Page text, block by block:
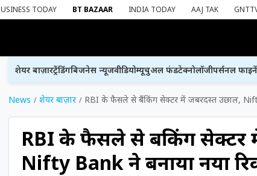
TODAY BT BAZAAR INDIA TODAY AAJ TAK
शेयर बाज़ारट्रेंडिंगबिजनेस न्यूजवीडियोम्यूचुअल फंडटेक्नोलॉजीपर्सनल
News शेयर बाज़ार RBI के फैसले से बैंकिंग सेक्टर में जबरदस्त उछाल, Nifty
RBI के फैसले से बैंकिंग सेक्टर
Nifty Bank ने बनाया नया